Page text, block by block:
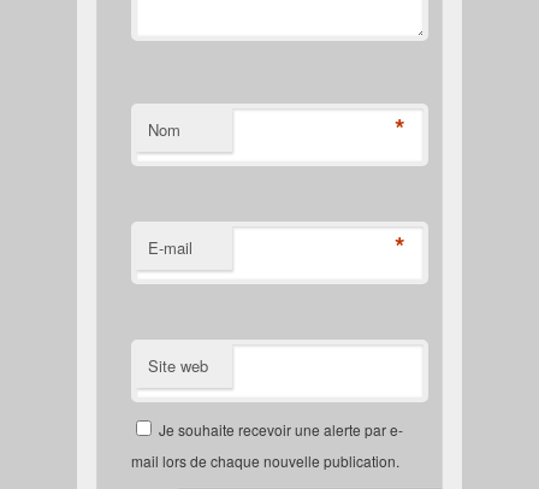
Nom *
E-mail *
Site web
Je souhaite recevoir une alerte par e-
mail lors de chaque nouvelle publication.